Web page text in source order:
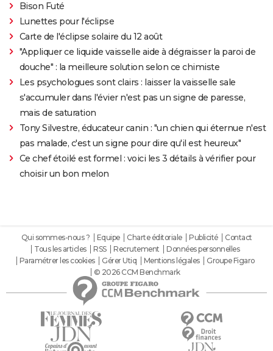
Bison Futé
Lunettes pour l'éclipse
Carte de l'éclipse solaire du 12 août
"Appliquer ce liquide vaisselle aide à dégraisser la paroi de
douche" : la meilleure solution selon ce chimiste
Les psychologues sont clairs : laisser la vaisselle sale
s'accumuler dans l'évier n'est pas un signe de paresse,
mais de saturation
Tony Silvestre, éducateur canin : "un chien qui éternue n'est
pas malade, c'est un signe pour dire qu'il est heureux"
Ce chef étoilé est formel : voici les 3 détails à vérifier pour
choisir un bon melon
Qui sommes-nous ? Equipe Charte éditoriale Publicité
Contact
Tous les articles
RSS Recrutement
Données personnelles
Paramétrer les cookies
Gérer Utiq Mentions légales
Groupe Figaro
© 2026 CCM Benchmark